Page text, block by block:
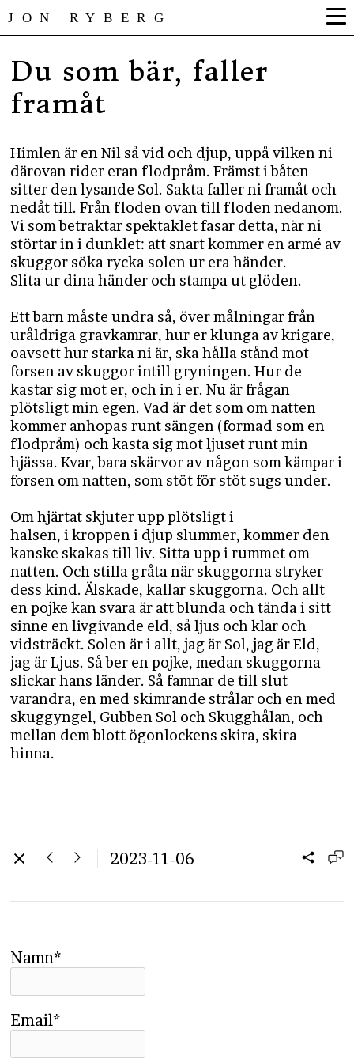
JON RYBERG
Du som bär, faller
framåt
Himlen är en Nil så vid och djup, uppå vilken ni
därovan rider eran flodpråm. Främst i båten
sitter den lysande Sol. Sakta faller ni framåt och
nedåt till. Från floden ovan till floden nedanom.
Vi som betraktar spektaklet fasar detta, när ni
störtar in i dunklet: att snart kommer en armé av
skuggor söka rycka solen ur era händer.
Slita ur dina händer och stampa ut glöden.
Ett barn måste undra så, över målningar från
uråldriga gravkamrar, hur er klunga av krigare,
oavsett hur starka ni är, ska hålla stånd mot
forsen av skuggor intill gryningen. Hur de
kastar sig mot er, och in i er. Nu är frågan
plötsligt min egen. Vad är det som om natten
kommer anhopas runt sängen (formad som en
flodpråm) och kasta sig mot ljuset runt min
hjässa. Kvar, bara skärvor av någon som kämpar i
forsen om natten, som stöt för stöt sugs under.
Om hjärtat skjuter upp plötsligt i
halsen, i kroppen i djup slummer, kommer den
kanske skakas till liv. Sitta upp i rummet om
natten. Och stilla gråta när skuggorna stryker
dess kind. Älskade, kallar skuggorna. Och allt
en pojke kan svara är att blunda och tända i sitt
sinne en livgivande eld, så ljus och klar och
vidsträckt. Solen är i allt, jag är Sol, jag är Eld,
jag är Ljus. Så ber en pojke, medan skuggorna
slickar hans länder. Så famnar de till slut
varandra, en med skimrande strålar och en med
skuggyngel, Gubben Sol och Skugghålan, och
mellan dem blott ögonlockens skira, skira
hinna.
2023-11-06
Namn*
Email*